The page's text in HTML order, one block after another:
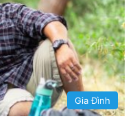
Gia Đình